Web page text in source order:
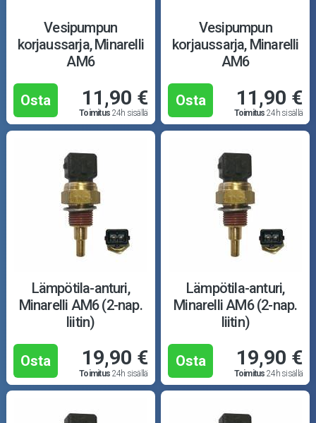
Vesipumpun
korjaussarja, Minarelli
AM6
Osta 11,90 €
Toimitus 24h sisällä
Vesipumpun
korjaussarja, Minarelli
AM6
Osta 11,90 €
Toimitus 24h sisällä
Lämpötila-anturi,
Minarelli AM6 (2-nap.
liitin)
Osta 19,90 €
Toimitus 24h sisällä
Lämpötila-anturi,
Minarelli AM6 (2-nap.
liitin)
Osta 19,90 €
Toimitus 24h sisällä